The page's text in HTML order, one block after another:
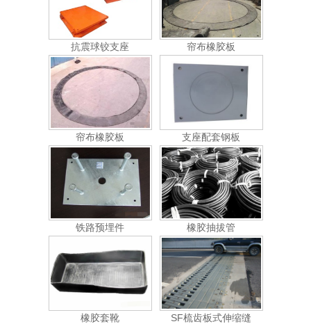
抗震球铰支座 帘布橡胶板
帘布橡胶板 支座配套钢板
铁路预埋件 橡胶抽拔管
橡胶套靴 SF梳齿板式伸缩缝